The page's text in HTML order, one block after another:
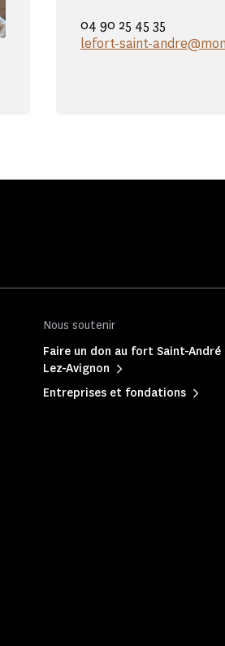
04 90 25 45 35
lefort-saint-
Nous soutenir
Faire un don au fort Saint-André
Lez-Avignon
Entreprises et fondations